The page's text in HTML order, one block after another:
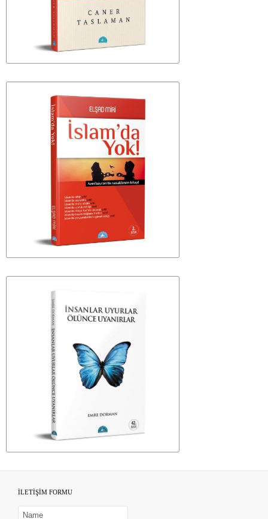
İLETİŞİM FORMU